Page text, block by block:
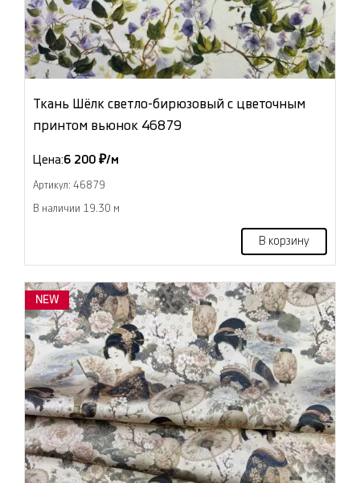
Ткань Шёлк светло-бирюзовый с цветочным
принтом вьюнок 46879
Цена:6 200 ₽/м
Артикул: 46879
В наличии 19.30 м
В корзину
NEW